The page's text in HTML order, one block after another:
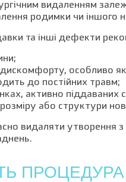
видаленням
родимки чи іншого
та інші дефекти
дискомфорту, особливо
до постійних травм;
активно піддаваних
або структури
видаляти утворення
ПРОЦЕДУРА